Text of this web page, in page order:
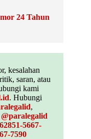
24 Tahun
kesalahan
saran, atau
kami
. Hubungi
,
@paralegalid
5667-
7590